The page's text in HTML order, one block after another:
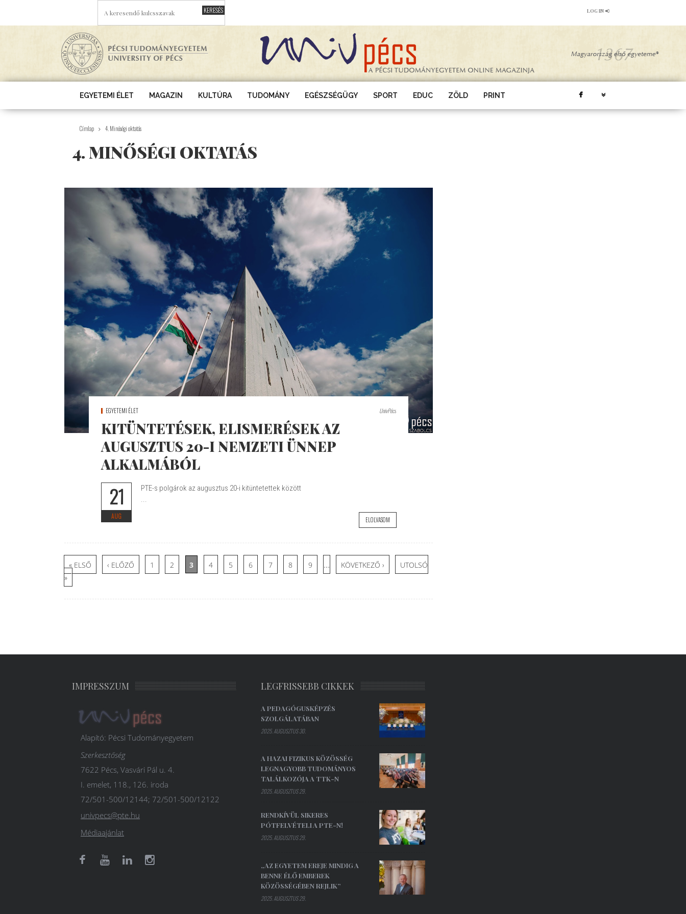
LOG IN
EGYETEMI ÉLET MAGAZIN KULTÚRA TUDOMÁNY EGÉSZSÉGÜGY SPORT EDUC ZÖLD PRINT
Címlap 4. Minőségi oktatás
4. MINŐSÉGI OKTATÁS
EGYETEMI ÉLET UnivPécs
KITÜNTETÉSEK, ELISMERÉSEK AZ
AUGUSZTUS 20-I NEMZETI ÜNNEP
ALKALMÁBÓL
21
AUG
PTE-s polgárok az augusztus 20-i kitüntetettek között
...
ELOLVASOM
Oldalak
« ELSŐ ‹ ELŐZŐ 1 2 3 4 5 6 7 8 9 … KÖVETKEZŐ ›
UTOLSÓ
»
IMPRESSZUM
Alapító: Pécsi Tudományegyetem
Szerkesztőség
7622 Pécs, Vasvári Pál u. 4.
I. emelet, 118., 126. iroda
72/501-500/12144; 72/501-500/12122
univpecs@pte.hu
Médiaajánlat
LEGFRISSEBB CIKKEK
A PEDAGÓGUSKÉPZÉS
SZOLGÁLATÁBAN
2025. AUGUSZTUS 30.
A HAZAI FIZIKUS KÖZÖSSÉG
LEGNAGYOBB TUDOMÁNYOS
TALÁLKOZÓJA A TTK-N
2025. AUGUSZTUS 29.
RENDKÍVÜL SIKERES
PÓTFELVÉTELI A PTE-N!
2025. AUGUSZTUS 29.
„AZ EGYETEM EREJE MINDIG A
BENNE ÉLŐ EMBEREK
KÖZÖSSÉGÉBEN REJLIK”
2025. AUGUSZTUS 29.